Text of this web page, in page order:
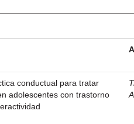
conductual para tratar
adolescentes con trastorno